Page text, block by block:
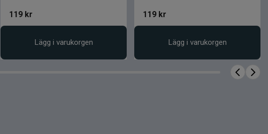
119 kr
Lägg i varukorgen
119 kr
Lägg i varukorgen